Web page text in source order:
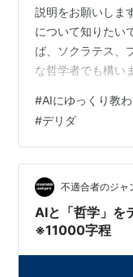
説明をお願いしま
について知りたい
ば、ソクラテス、
な哲学者でも構い
一覧 - Wikipedia3.
ョンロックなど有
す。昔から雑食で
が、「構造主義」
引かれなかったん
#AIにゆっくり教
#デリダ
不適合者のジャ
AIと「哲学」
※11000字程